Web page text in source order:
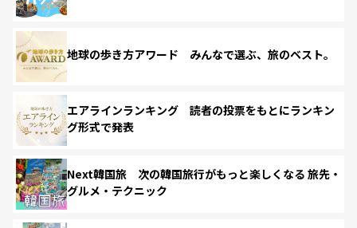
地球の歩き方アワード みんなで選ぶ、旅のベスト。
エアラインランキング 読者の投票をもとにランキン
グ形式で発表
Next韓国旅 次の韓国旅行がもっと楽しくなる 旅先・
グルメ・テクニック